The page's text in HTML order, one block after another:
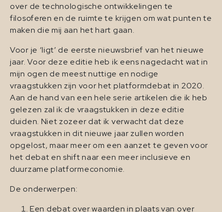
over de technologische ontwikkelingen te
filosoferen en de ruimte te krijgen om wat punten te
maken die mij aan het hart gaan.
Voor je ‘ligt’ de eerste nieuwsbrief van het nieuwe
jaar. Voor deze editie heb ik eens nagedacht wat in
mijn ogen de meest nuttige en nodige
vraagstukken zijn voor het platformdebat in 2020.
Aan de hand van een hele serie artikelen die ik heb
gelezen zal ik de vraagstukken in deze editie
duiden. Niet zozeer dat ik verwacht dat deze
vraagstukken in dit nieuwe jaar zullen worden
opgelost, maar meer om een aanzet te geven voor
het debat en shift naar een meer inclusieve en
duurzame platformeconomie.
De onderwerpen:
Een debat over waarden in plaats van over